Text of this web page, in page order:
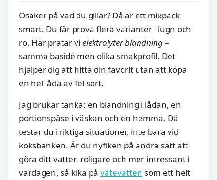
Osäker på vad du gillar? Då är ett mixpack
smart. Du får prova flera varianter i lugn och
ro. Här pratar vi elektrolyter blandning–
samma basidé men olika smakprofil. Det
hjälper dig att hitta din favorit utan att köpa
en hel låda av fel sort.
Jag brukar tänka: en blandning i lådan, en
portionspåse i väskan och en hemma. Då
testar du i riktiga situationer, inte bara vid
köksbänken. Är du nyfiken på andra sätt att
göra ditt vatten roligare och mer intressant i
vardagen, så kika på vätevatten som ett helt